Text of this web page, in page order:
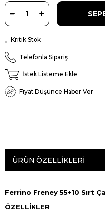
Kritik Stok
Telefonla Sipariş
İstek Listeme Ekle
Fiyat Düşünce Haber Ver
ÜRÜN ÖZELLIKLERI
Ferrino Freney 55+10 Sırt
ÖZELLİKLER